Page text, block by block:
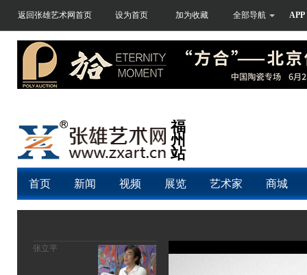
返回张雄艺术网首页 设为首页 加为收藏 全部导航 APP
福
州
站
首页 新闻 视频 展览 艺术家 商城
张立平